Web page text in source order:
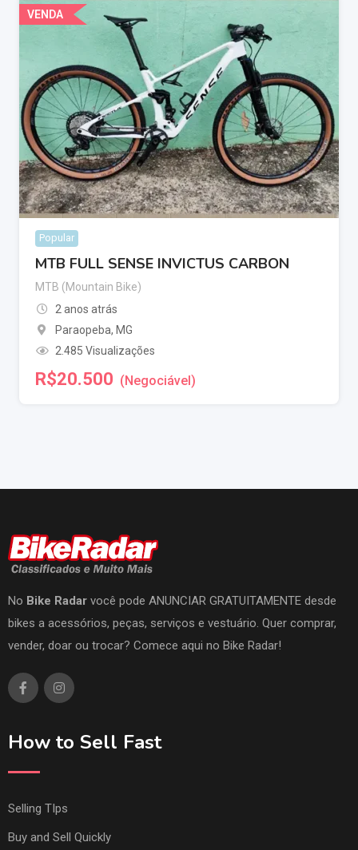
VENDA
Popular
MTB FULL SENSE INVICTUS CARBON
MTB (Mountain Bike)
2 anos atrás
Paraopeba, MG
2.485 Visualizações
R$20.500 (Negociável)
No Bike Radar você pode ANUNCIAR GRATUITAMENTE desde
bikes a acessórios, peças, serviços e vestuário. Quer comprar,
vender, doar ou trocar? Comece aqui no Bike Radar!
How to Sell Fast
Selling TIps
Buy and Sell Quickly